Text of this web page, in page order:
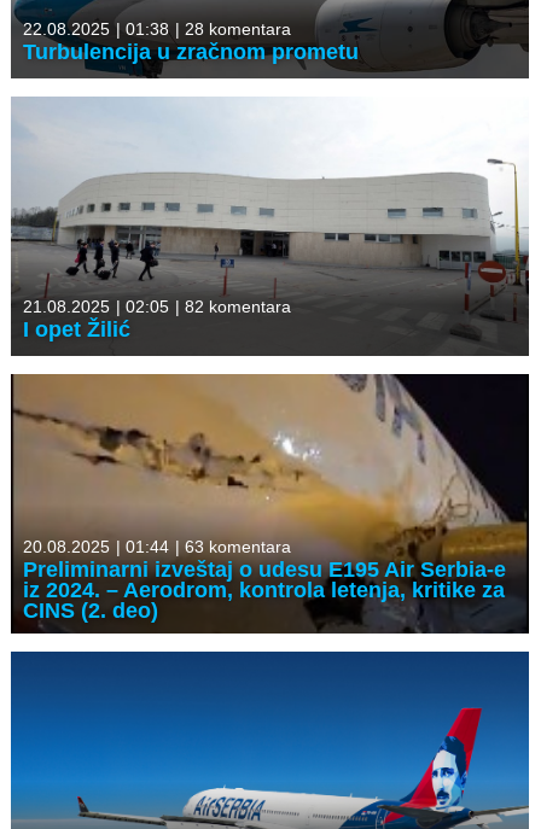
22.08.2025 | 01:38 | 28 komentara
Turbulencija u zračnom prometu
21.08.2025 | 02:05 | 82 komentara
I opet Žilić
20.08.2025 | 01:44 | 63 komentara
Preliminarni izveštaj o udesu E195 Air Serbia-e
iz 2024. – Aerodrom, kontrola letenja, kritike za
CINS (2. deo)